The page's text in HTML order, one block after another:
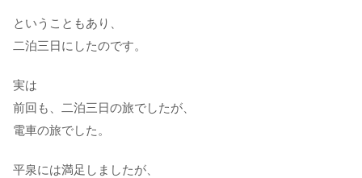
ということもあり、
二泊三日にしたのです。
実は
前回も、二泊三日の旅でしたが、
電車の旅でした。
平泉には満足しましたが、